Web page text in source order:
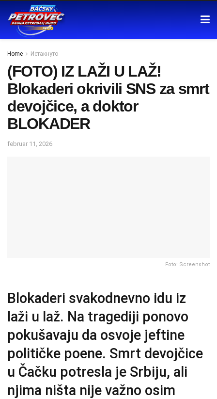
Home Истакнуто
(FOTO) IZ LAŽI U LAŽ!
Blokaderi okrivili SNS za smrt
devojčice, a doktor
BLOKADER
februar 11, 2026
Foto: Screenshot
Blokaderi svakodnevno idu iz
laži u laž. Na tragediji ponovo
pokušavaju da osvoje jeftine
političke poene. Smrt devojčice
u Čačku potresla je Srbiju, ali
njima ništa nije važno osim